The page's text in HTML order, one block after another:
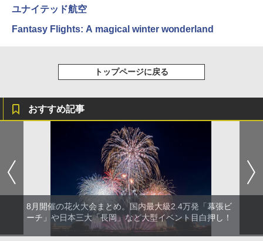
￥2,479
ァキア 2026～2027 地球の歩き方A ヨーロッ
￥2,277
500002(88859)
ュ(BC仕様) PATC-150B(EB)
￥9,990
[キャンパーズコレクション 山善] 傘みたいに
広げるだけ パッとサッとテント キューブワ
イド ブラックコーティング フルクローズ メ
ッシュ 4人用 簡単設置 ポップアップテント P
ATCW-150B エクルベージュ
【日本企業販売】超強力クマ対策スプレー 30
0ml（連続噴射30秒）110ml（連続噴射15
￥3,680
着替えテント トイレテント 透けない【換気
通気窓付き】収納袋付き UVカット 防水 防災
コンパクト iimono117 (ブルー)
￥3,080
ユナイテッド航空
Fantasy Flights: A magical winter wonderland
トップページに戻る
おすすめ記事
8月開催の花火大会まとめ。国内最大級2.4万発「幕張ビ
ーチ」や日本三大「長岡」など大型イベント目白押し！